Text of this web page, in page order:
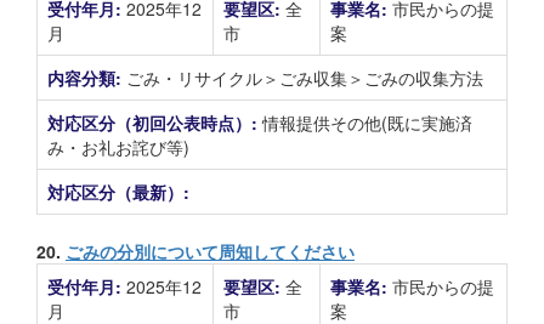
受付年月: 2025年12
月
要望区: 全
市
事業名: 市民からの提
案
内容分類: ごみ・リサイクル＞ごみ収集＞ごみの収集方法
対応区分（初回公表時点）:情報提供その他(既に実施済
み・お礼お詫び等)
対応区分（最新）:
20. ごみの分別について周知してください
受付年月: 2025年12
月
要望区: 全
市
事業名: 市民からの提
案